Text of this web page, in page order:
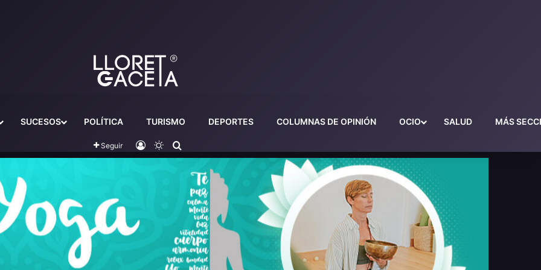
SUCESOS POLÍTICA TURISMO DEPORTES COLUMNAS DE OPINIÓN OCIO SALUD MÁS
Seguir Iniciar sesión
Switch skin